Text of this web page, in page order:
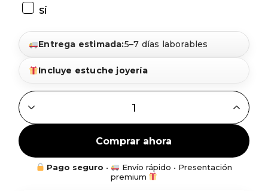
SÍ
Entrega estimada:5–7 días laborables
Incluye estuche joyería
GARGANTILLA CIRCULAR CON FRASE + NIÑO EN PLATA
Comprar ahora
Pago seguro •
Envío rápido • Presentación
premium